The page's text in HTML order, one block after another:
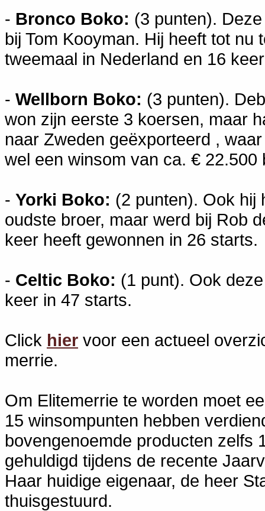
- Bronco Boko: (3 punten).
bij Tom Kooyman. Hij heeft tot
tweemaal in Nederland en 16
- Wellborn Boko: (3 punten).
won zijn eerste 3 koersen, maar
naar Zweden geëxporteerd ,
wel een winsom van ca. €
- Yorki Boko: (2 punten). Ook hij
oudste broer, maar werd bij Rob
keer heeft gewonnen in 26 starts.
- Celtic Boko: (1 punt). Ook
keer in 47 starts.
Click hier voor een actueel
merrie.
Om Elitemerrie te worden moet
15 winsompunten hebben
bovengenoemde producten zelfs
gehuldigd tijdens de recente
Haar huidige eigenaar, de heer
thuisgestuurd.